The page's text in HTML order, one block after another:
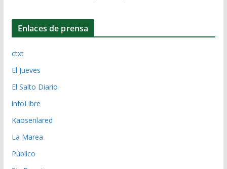
Enlaces de prensa
ctxt
El Jueves
El Salto Diario
infoLibre
Kaosenlared
La Marea
Público